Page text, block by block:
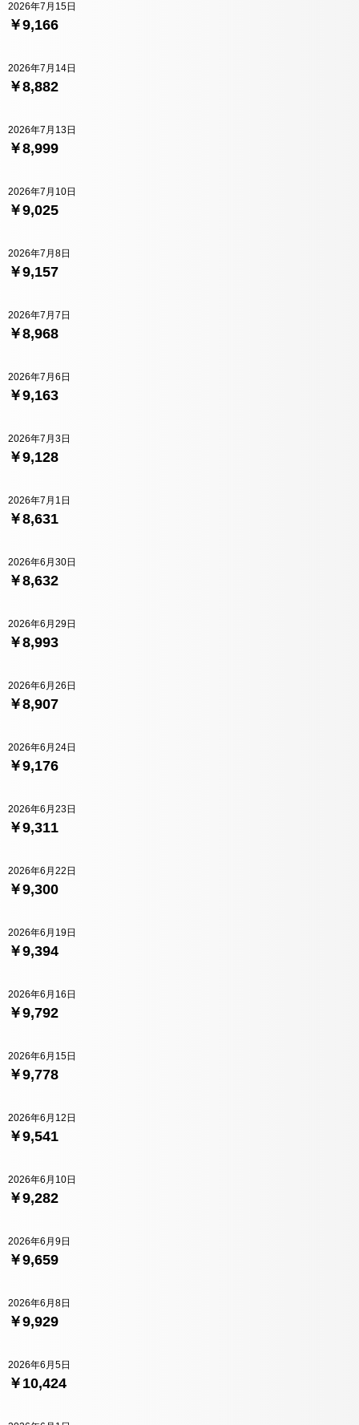
￥9,166
2026年7月15日
￥8,882
2026年7月14日
￥8,999
2026年7月13日
￥9,025
2026年7月10日
￥9,157
2026年7月8日
￥8,968
2026年7月7日
￥9,163
2026年7月6日
￥9,128
2026年7月3日
￥8,631
2026年7月1日
￥8,632
2026年6月30日
￥8,993
2026年6月29日
￥8,907
2026年6月26日
￥9,176
2026年6月24日
￥9,311
2026年6月23日
￥9,300
2026年6月22日
￥9,394
2026年6月19日
￥9,792
2026年6月16日
￥9,778
2026年6月15日
￥9,541
2026年6月12日
￥9,282
2026年6月10日
￥9,659
2026年6月9日
￥9,929
2026年6月8日
￥10,424
2026年6月5日